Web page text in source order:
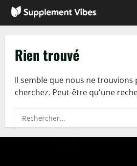
Passer
Rien trouvé
Il semble que nous ne trouvions
cherchez. Peut-être qu'une
Rechercher :